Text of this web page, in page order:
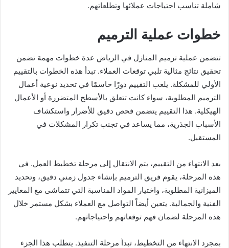
شاملة تناسب احتياجات عملائها وتطلعاتهم.
خطوات عملية الترميم
تتضمن عملية ترميم المنازل في الرياض عدة خطوات مهمة تضمن
تحقيق نتائج مثالية تلبي توقعات العملاء. تبدأ هذه الخطوات بالتقييم
الأولي للمشكلة. يلعب التقييم دورًا حاسمًا في تحديد نوعية أعمال
الترميم المطلوبة، سواء كانت تتعلق بالأسطح المتضررة أو الأعمال
الهيكلية. هذا التقييم يتضمن فحص دقيق للأضرار واستكشاف
الأسباب الجذرية، مما يساعد في تجنب تكرار المشكلات في
المستقبل.
بعد الانتهاء من التقييم، يتم الانتقال إلى مرحلة تخطيط العمل. في
هذه المرحلة، يقوم فريق الترميم بإنشاء جدول زمني دقيق، وتحديد
الميزانية المطلوبة، واختيار المواد المناسبة التي تتماشى مع المعايير
الفنية والجمالية. يتعين أيضاً التواصل مع العملاء بشكل مستمر خلال
هذه المرحلة لضمان فهم توقعاتهم واحتياجاتهم.
بمجرد الانتهاء من التخطيط، تبدأ مرحلة التنفيذ. يتطلب هذا الجزء